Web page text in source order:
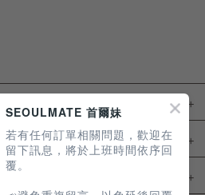
SEOULMATE 首爾妹
若有任何訂單相關問題，歡迎在
留下訊息，將於上班時間依序回
覆。